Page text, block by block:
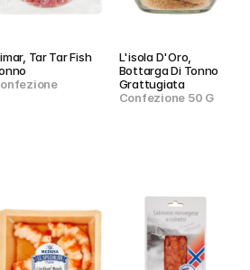
Tar Tar Fish
L'isola D'Oro,
Bottarga Di Tonno
Grattugiata
Confezione 50 G